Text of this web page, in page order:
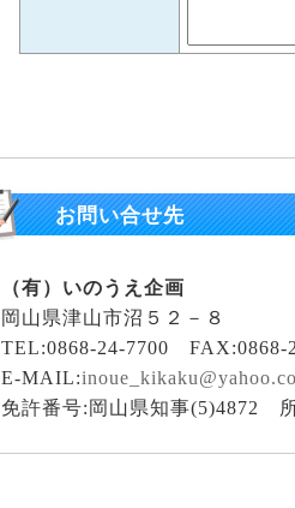
お問い合せ先
（有）いのうえ企画
岡山県津山市沼５２－８
TEL:0868-24-7700 FAX:0868-
E-MAIL:
免許番号:岡山県知事(5)4872